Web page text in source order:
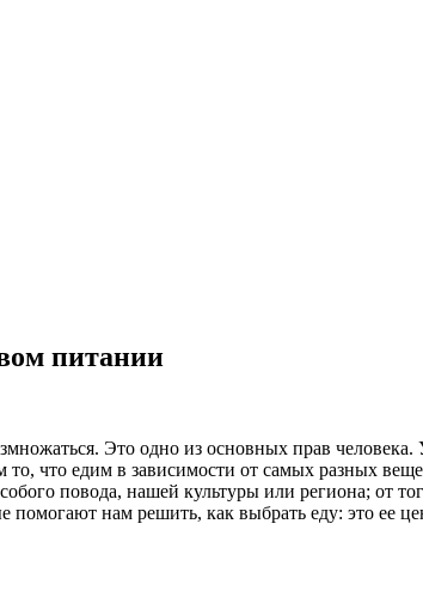
питании
Это одно из основных прав
что едим в зависимости от самых разных
повода, нашей культуры или региона;
нам решить, как выбрать еду: это ее